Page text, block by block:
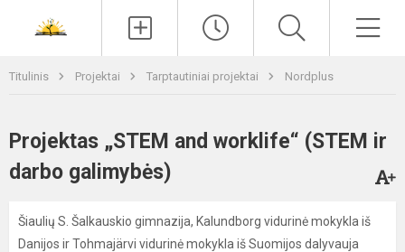
Titulinis Projektai Tarptautiniai projektai Nordplus
Projektas „STEM and worklife“ (STEM ir
darbo galimybės)
Šiaulių S. Šalkauskio gimnazija, Kalundborg vidurinė mokykla iš
Danijos ir Tohmajärvi vidurinė mokykla iš Suomijos dalyvauja